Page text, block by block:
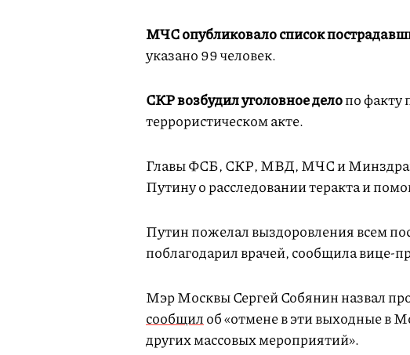
МЧС опубликовало список
указано 99 человек.
СКР возбудил уголовное делопо факту
террористическом акте.
Главы ФСБ, СКР, МВД, МЧС и
Путину о расследовании теракта и
Путин пожелал выздоровления всем
поблагодарил врачей, сообщила вице-
Мэр Москвы Сергей Собянин назвал
сообщилоб «отмене в эти выходные в
других массовых мероприятий».